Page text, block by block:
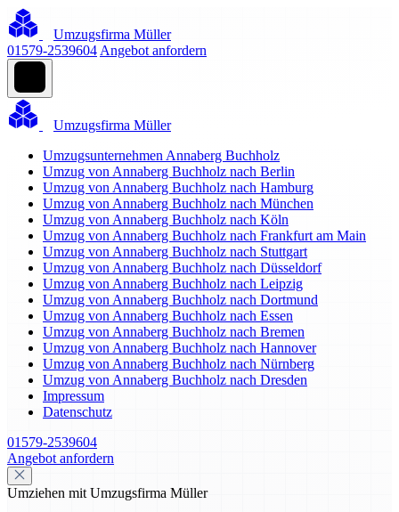
Umzugsfirma Müller
01579-2539604 Angebot anfordern
Umzugsfirma Müller
Umzugsunternehmen Annaberg Buchholz
Umzug von Annaberg Buchholz nach Berlin
Umzug von Annaberg Buchholz nach Hamburg
Umzug von Annaberg Buchholz nach München
Umzug von Annaberg Buchholz nach Köln
Umzug von Annaberg Buchholz nach Frankfurt am Main
Umzug von Annaberg Buchholz nach Stuttgart
Umzug von Annaberg Buchholz nach Düsseldorf
Umzug von Annaberg Buchholz nach Leipzig
Umzug von Annaberg Buchholz nach Dortmund
Umzug von Annaberg Buchholz nach Essen
Umzug von Annaberg Buchholz nach Bremen
Umzug von Annaberg Buchholz nach Hannover
Umzug von Annaberg Buchholz nach Nürnberg
Umzug von Annaberg Buchholz nach Dresden
Impressum
Datenschutz
01579-2539604
Angebot anfordern
Umziehen mit Umzugsfirma Müller